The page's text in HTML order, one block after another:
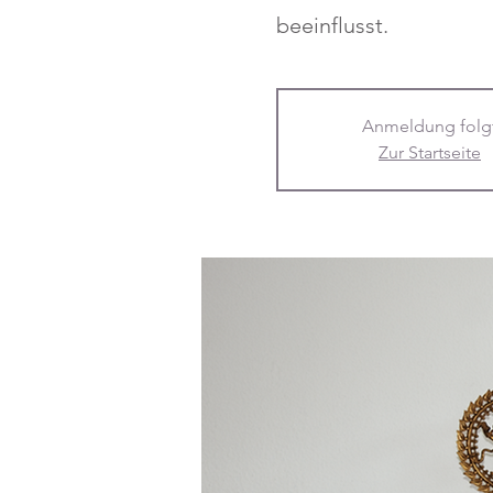
beeinflusst.
Anmeldung
Zur Startseite